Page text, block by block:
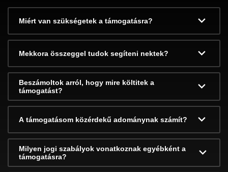
Miért van szükségetek a támogatásra?
Mekkora összeggel tudok segíteni nektek?
Beszámoltok arról, hogy mire költitek a
támogatást?
A támogatásom közérdekű adománynak számít?
Milyen jogi szabályok vonatkoznak egyébként a
támogatásra?